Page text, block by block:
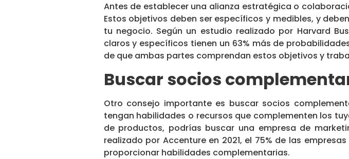
Antes de establecer una alianza estratégica o
Estos objetivos deben ser específicos y medibles, y
tu negocio. Según un estudio realizado por Harvard
claros y específicos tienen un 63% más de
de que ambas partes comprendan estos objetivos y
Buscar socios
Otro consejo importante es buscar socios
tengan habilidades o recursos que complementen los
de productos, podrías buscar una empresa de
realizado por Accenture en 2021, el 75% de las
proporcionar habilidades complementarias.